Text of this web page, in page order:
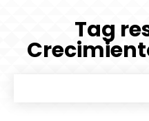
Tag